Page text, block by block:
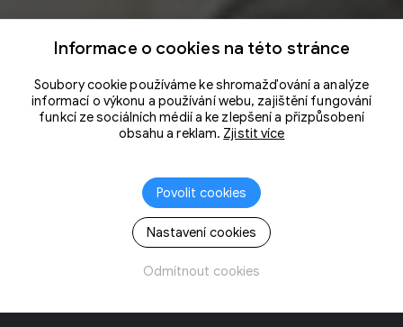
Informace o cookies na této stránce
Soubory cookie používáme ke shromažďování a analýze
informací o výkonu a používání webu, zajištění fungování
funkcí ze sociálních médií a ke zlepšení a přizpůsobení
obsahu a reklam. Zjistit více
Povolit cookies
Nastavení cookies
Odmítnout cookies